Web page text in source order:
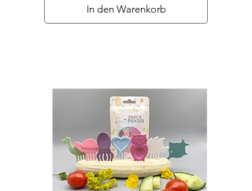
In den Warenkorb